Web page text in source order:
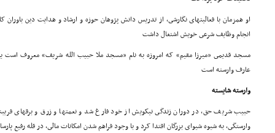
او همزمان با فعالیتهاى نگارشى، از تدریس دانش پژوهان حوزه و ارشاد و هدایت دین
انجام وظایف شرعى خویش اشتغال داشت
مسجد قدیمى «میرزا مقیم» که امروزه به نام «مسجد ملا حبیب الله شریف» معروف است
عارف وارسته است
وارسته شایسته
حبیب شریف حق، در دوران زندگى نیکویش از خود فارغ شد و نعمتها و زرق و برقهاى
وارستگى، به شیوه شیواى بزرگان اقتدا کرد و با وجود فراهم شدن امکانات مالى، در قله رفیع